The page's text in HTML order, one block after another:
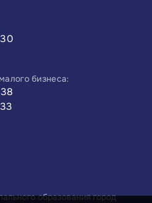
бизнеса:
образования город